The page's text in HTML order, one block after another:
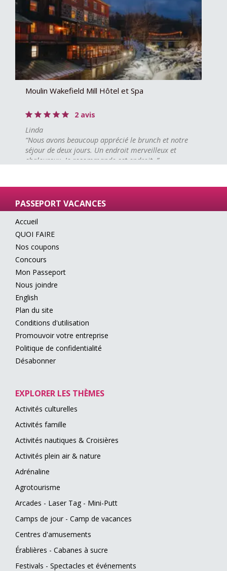
Moulin Wakefield Mill Hôtel et Spa
2 avis
Linda
“Nous avons beaucoup apprécié le brunch et notre
séjour de deux jours. Un endroit merveilleux et
chaleureux. Je recommande cet endroit. ”
PASSEPORT VACANCES
Accueil
QUOI FAIRE
Nos coupons
Concours
Mon Passeport
Nous joindre
English
Plan du site
Conditions d'utilisation
Promouvoir votre entreprise
Politique de confidentialité
Désabonner
EXPLORER LES THÈMES
Activités culturelles
Activités famille
Activités nautiques & Croisières
Activités plein air & nature
Adrénaline
Agrotourisme
Arcades - Laser Tag - Mini-Putt
Camps de jour - Camp de vacances
Centres d'amusements
Érablières - Cabanes à sucre
Festivals - Spectacles et événements